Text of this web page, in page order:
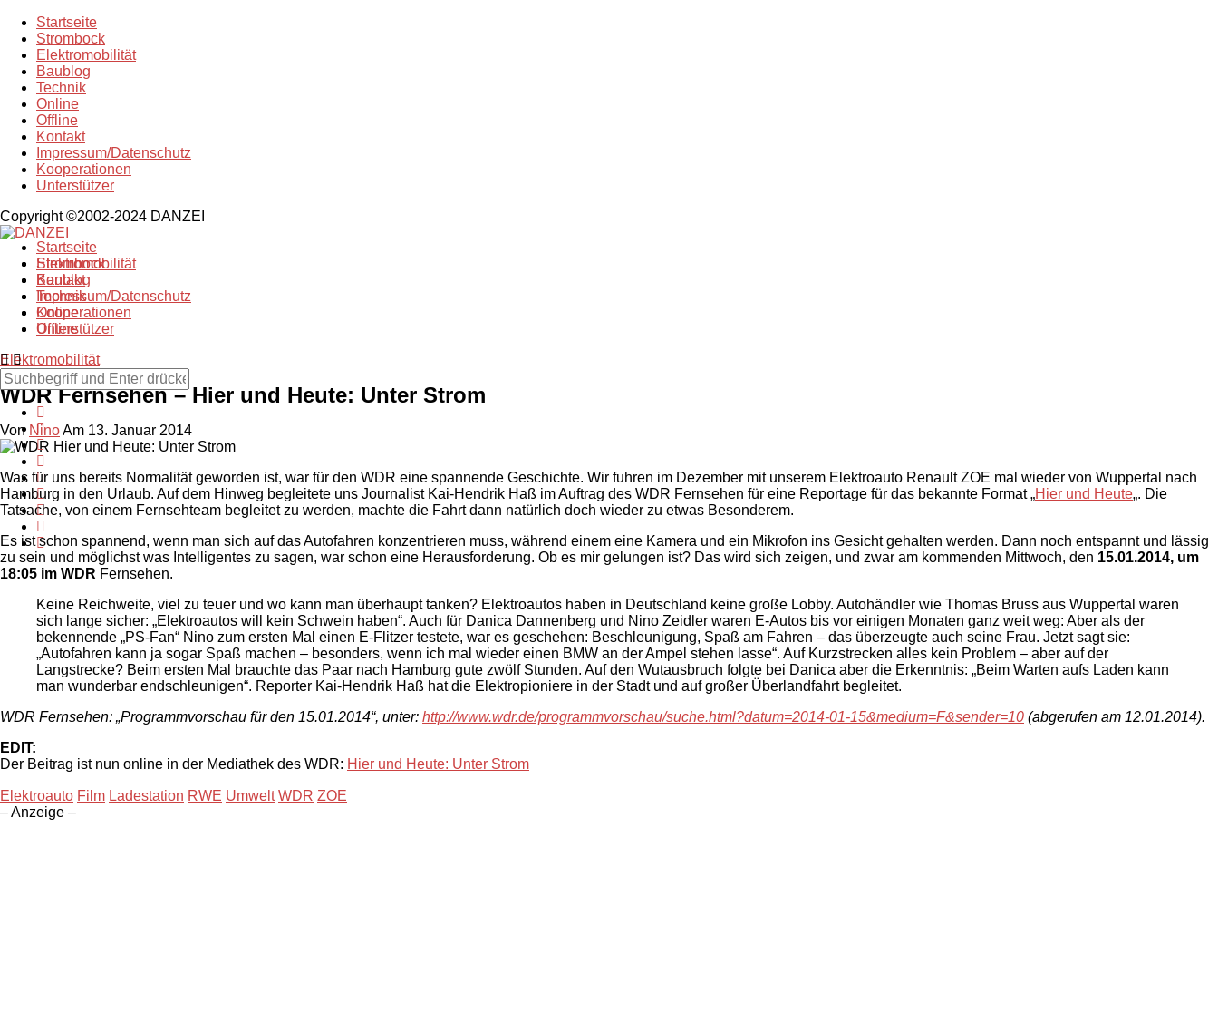
Startseite
Strombock
Elektromobilität
Baublog
Technik
Online
Offline
Kontakt
Impressum/Datenschutz
Kooperationen
Unterstützer
Copyright ©2002-2024 DANZEI
Startseite
Strombock
Kontakt
Impressum/Datenschutz
Kooperationen
Unterstützer
Elektromobilität
Baublog
Technik
Online
Offline
Elektromobilität
WDR Fernsehen – Hier und Heute: Unter Strom
Von NinoAm 13. Januar 2014
Was für uns bereits Normalität geworden ist, war für den WDR eine spannende Geschichte. Wir fuhren im Dezember mit unserem Elektroauto Renault ZOE mal wieder von Wuppertal nach
Hamburg in den Urlaub. Auf dem Hinweg begleitete uns Journalist Kai-Hendrik Haß im Auftrag des WDR Fernsehen für eine Reportage für das bekannte Format „Hier und Heute„. Die
Tatsache, von einem Fernsehteam begleitet zu werden, machte die Fahrt dann natürlich doch wieder zu etwas Besonderem.
Es ist schon spannend, wenn man sich auf das Autofahren konzentrieren muss, während einem eine Kamera und ein Mikrofon ins Gesicht gehalten werden. Dann noch entspannt und lässig
zu sein und möglichst was Intelligentes zu sagen, war schon eine Herausforderung. Ob es mir gelungen ist? Das wird sich zeigen, und zwar am kommenden Mittwoch, den 15.01.2014, um
18:05 im WDR Fernsehen.
Keine Reichweite, viel zu teuer und wo kann man überhaupt tanken? Elektroautos haben in Deutschland keine große Lobby. Autohändler wie Thomas Bruss aus Wuppertal waren
sich lange sicher: „Elektroautos will kein Schwein haben“. Auch für Danica Dannenberg und Nino Zeidler waren E-Autos bis vor einigen Monaten ganz weit weg: Aber als der
bekennende „PS-Fan“ Nino zum ersten Mal einen E-Flitzer testete, war es geschehen: Beschleunigung, Spaß am Fahren – das überzeugte auch seine Frau. Jetzt sagt sie:
„Autofahren kann ja sogar Spaß machen – besonders, wenn ich mal wieder einen BMW an der Ampel stehen lasse“. Auf Kurzstrecken alles kein Problem – aber auf der
Langstrecke? Beim ersten Mal brauchte das Paar nach Hamburg gute zwölf Stunden. Auf den Wutausbruch folgte bei Danica aber die Erkenntnis: „Beim Warten aufs Laden kann
man wunderbar endschleunigen“. Reporter Kai-Hendrik Haß hat die Elektropioniere in der Stadt und auf großer Überlandfahrt begleitet.
WDR Fernsehen: „Programmvorschau für den 15.01.2014“, unter: http://www.wdr.de/programmvorschau/suche.html?datum=2014-01-15&medium=F&sender=10 (abgerufen am 12.01.2014).
EDIT:
Der Beitrag ist nun online in der Mediathek des WDR: Hier und Heute: Unter Strom
Elektroauto Film Ladestation RWE Umwelt WDR ZOE
– Anzeige –